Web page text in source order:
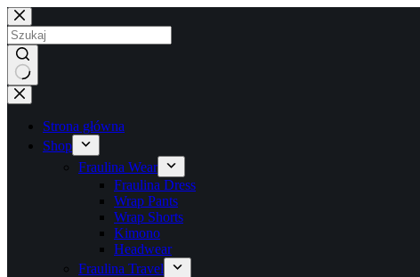
Przejdź
do
treści
Brak
wyników
Strona główna
Shop
Fraulina Wear
Fraulina Dress
Wrap Pants
Wrap Shorts
Kimono
Headwear
Fraulina Travel